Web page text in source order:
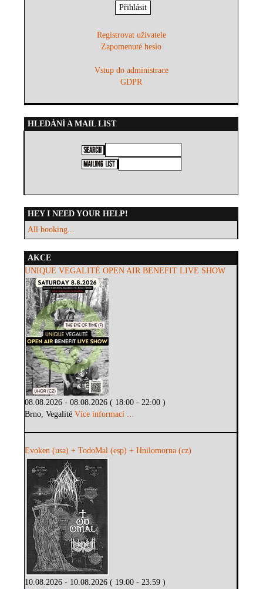
Registrovat uživatele
Zapomenuté heslo
Vstup do administrace
GDPR
HLEDÁNÍ A MAIL LIST
HEY I NEED YOUR HELP!
All booking...
AKCE
UNIQUE VEGALITÉ OPEN AIR BENEFIT LIVE SHOW
08.08.2026 - 08.08.2026 ( 18:00 - 22:00 )
Brno, VegalitéVíce informací ...
Evoken (usa) + TodoMal (esp) + Hnilomorna (cz)
10.08.2026 - 10.08.2026 ( 19:00 - 23:59 )